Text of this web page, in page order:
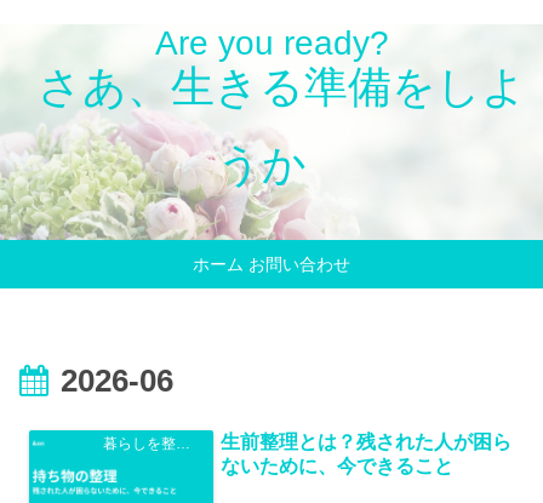
Are you ready?
さあ、生きる準備をしよ
うか
ホーム お問い合わせ
2026-06
暮らしを整える
生前整理とは？残された人が困ら
ないために、今できること